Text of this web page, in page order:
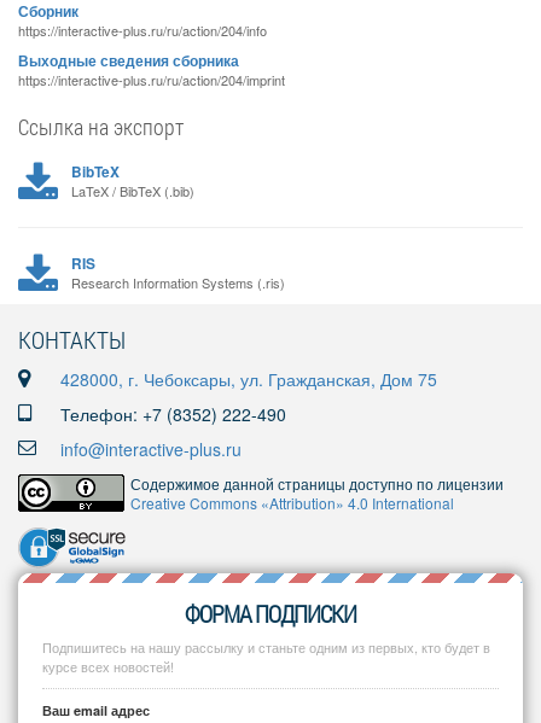
Сборник
https://interactive-plus.ru/ru/action/204/info
Выходные сведения сборника
https://interactive-plus.ru/ru/action/204/imprint
Ссылка на экспорт
BibTeX
LaTeX / BibTeX (.bib)
RIS
Research Information Systems (.ris)
КОНТАКТЫ
428000, г. Чебоксары, ул. Гражданская, Дом 75
Телефон: +7 (8352) 222-490
info@interactive-plus.ru
Содержимое данной страницы доступно по лицензии
Creative Commons «Attribution» 4.0 International
ФОРМА ПОДПИСКИ
Подпишитесь на нашу рассылку и станьте одним из первых, кто будет в
курсе всех новостей!
Ваш email адрес